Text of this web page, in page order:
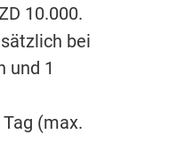
10.000.
bei
und 1
(max.